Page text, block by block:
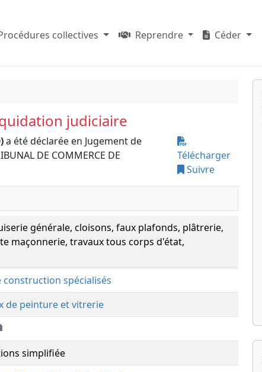
collectives Reprendre Céder
judiciaire
a été déclarée en Jugement de
DE COMMERCE DE
Télécharger
Suivre
générale, cloisons, faux plafonds, plâtrerie,
maçonnerie, travaux tous corps d'état,
construction spécialisés
de peinture et vitrerie
simplifiée